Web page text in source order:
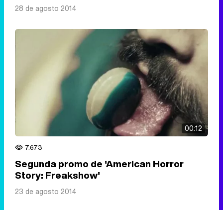
28 de agosto 2014
00:12
7.673
Segunda promo de 'American Horror
Story: Freakshow'
23 de agosto 2014